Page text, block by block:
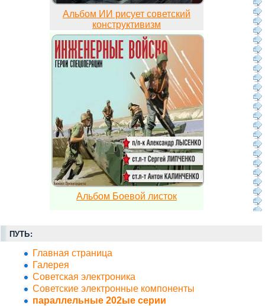
Альбом ИИ рисует советский
конструктивизм
Альбом Боевой листок
ПУТЬ:
Главная страница
Галерея
Советская электроника
Советские электронные компоненты
параллельные 202ые серии